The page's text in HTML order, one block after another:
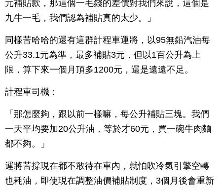
元補貼款，那這個一毛錢的差價對我們來說，這個是
九牛一毛，我們認為補貼真的太少。」
同樣苦哈哈的還有這群計程車運將，以95無鉛汽油每
公升33.1元為準，最多補貼3元，但以1百公升為上
限，算下來一個月頂多1200元，還是遠遠不足。
計程車司機：
「那怎麼夠，跟以前一樣嘛，每公升補貼三塊。我們
一天平均要加20公升油，等於才60元，買一碗牛肉麵
都不夠。」
運將苦撐現在都不敢待在車內，就怕吹冷氣引擎空轉
也耗油，即使現在調整油價補貼制度，3個月後會重新